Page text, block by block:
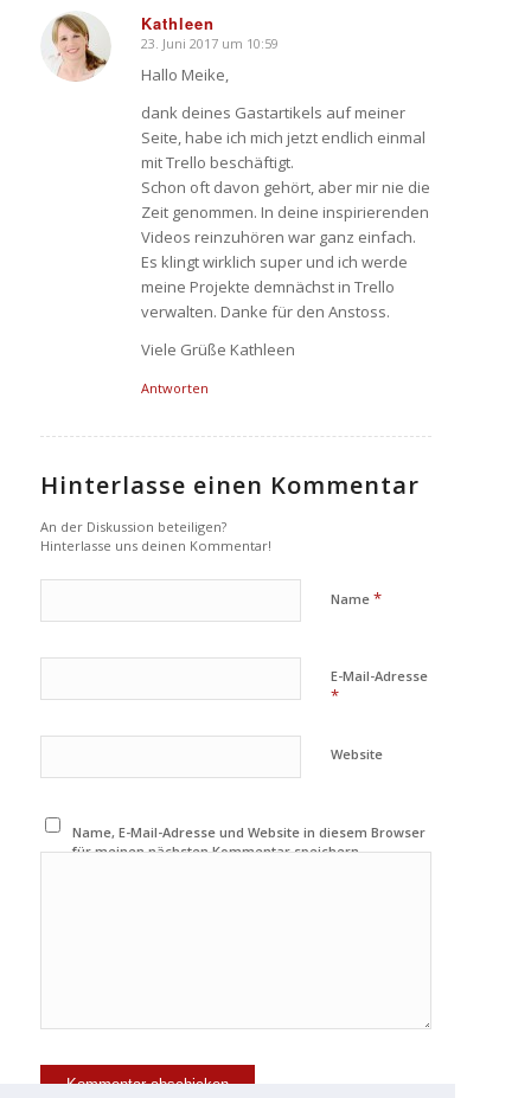
Kathleen
sagte:
23. Juni 2017 um 10:59
Hallo Meike,
dank deines Gastartikels auf meiner
Seite, habe ich mich jetzt endlich einmal
mit Trello beschäftigt.
Schon oft davon gehört, aber mir nie die
Zeit genommen. In deine inspirierenden
Videos reinzuhören war ganz einfach.
Es klingt wirklich super und ich werde
meine Projekte demnächst in Trello
verwalten. Danke für den Anstoss.
Viele Grüße Kathleen
Antworten
Hinterlasse einen Kommentar
An der Diskussion beteiligen?
Hinterlasse uns deinen Kommentar!
Name *
E-Mail-Adresse
*
Website
Name, E-Mail-Adresse und Website in diesem Browser
für meinen nächsten Kommentar speichern.